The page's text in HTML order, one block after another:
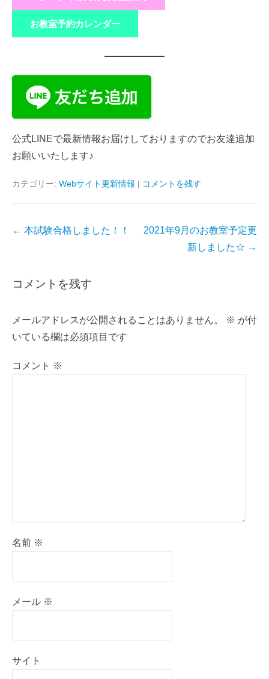
お教室予約カレンダー
公式LINEで最新情報お届けしておりますのでお友達追加
お願いいたします♪
カテゴリー: Webサイト更新情報 | コメントを残す
投
ビ
ン
← 本試験合格しました！！
2021年9月のお教室予定更
新しました☆ →
コメントを残す
メールアドレスが公開されることはありません。 ※ が付
いている欄は必須項目です
コメント ※
名前 ※
メール ※
サイト